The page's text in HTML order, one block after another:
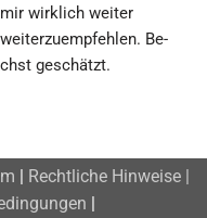
wirklich weiter
Be­
geschätzt.
| Rechtliche Hinweise |
|